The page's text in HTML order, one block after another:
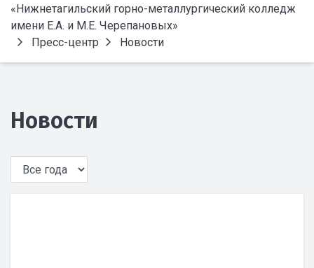
«Нижнетагильский горно-металлургический колледж
имени Е.А. и М.Е. Черепановых»
Пресс-центр
Новости
Новости